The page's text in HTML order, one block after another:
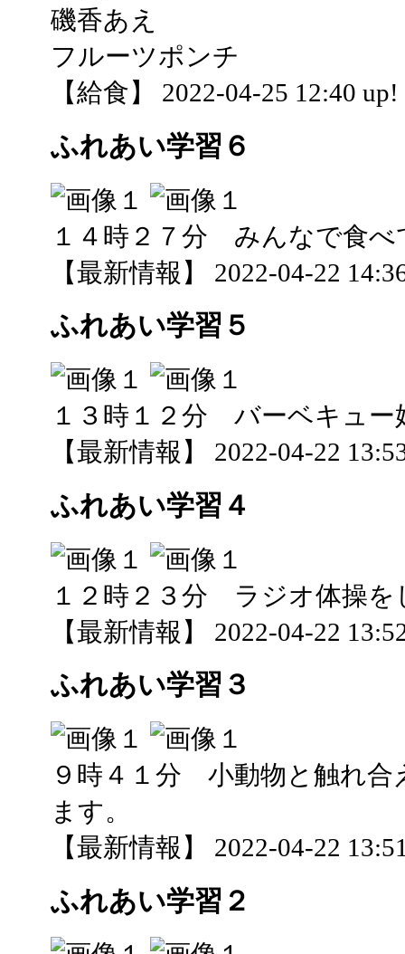
磯香あえ
フルーツポンチ
【給食】 2022-04-25 12:40 up!
ふれあい学習６
１４時２７分 みんなで食べ
【最新情報】 2022-04-22
ふれあい学習５
１３時１２分 バーベキュー
【最新情報】 2022-04-22
ふれあい学習４
１２時２３分 ラジオ体操を
【最新情報】 2022-04-22
ふれあい学習３
９時４１分 小動物と触れ合
ます。
【最新情報】 2022-04-22
ふれあい学習２